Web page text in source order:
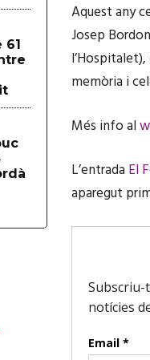
61
Aquest any
Josep
memòria i
Més info al
L’entrada El
aparegut